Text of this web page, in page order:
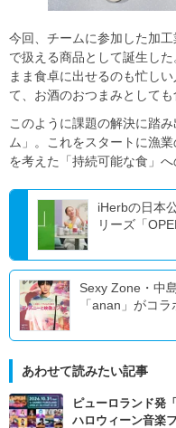
今回、チームに参加した加
で扱える商品として誕生し
まま食卓に出せるのも忙し
て、お酒のおつまみとしても
このように課題の解決に踏
ム」。これをスタートに漁
を考えた「持続可能な食」
iHerbの日本
リーズ「
Sexy Zone・中
「anan」がコラ
あわせて読みたい記事
ピューロランド発
ハロウィーン音楽